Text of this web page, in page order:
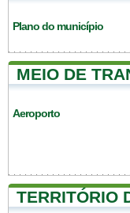
Plano do município
MEIO DE
Aeroporto
TERRITÓRIO